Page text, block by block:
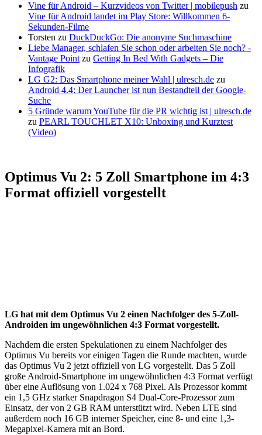
Vine für Android – Kurzvideos von Twitter | mobilepush zu
Vine für Android landet im Play Store: Willkommen 6-
Sekunden-Filme
Torsten zu DuckDuckGo: Die anonyme Suchmaschine
Liebe Manager, schlafen Sie schon oder arbeiten Sie noch? -
Vantage Pointzu Getting In Bed With Gadgets – Die
Infografik
LG G2: Das Smartphone meiner Wahl | ulresch.de zu
Android 4.4: Der Launcher ist nun Bestandteil der Google-
Suche
5 Gründe warum YouTube für die PR wichtig ist | ulresch.de
zu PEARL TOUCHLET X10: Unboxing und Kurztest
(Video)
Optimus Vu 2: 5 Zoll Smartphone im 4:3
Format offiziell vorgestellt
LG hat mit dem Optimus Vu 2 einen Nachfolger des 5-Zoll-
Androiden im ungewöhnlichen 4:3 Format vorgestellt.
Nachdem die ersten Spekulationen zu einem Nachfolger des
Optimus Vu bereits vor einigen Tagen die Runde machten, wurde
das Optimus Vu 2 jetzt offiziell von LG vorgestellt. Das 5 Zoll
große Android-Smartphone im ungewöhnlichen 4:3 Format verfügt
über eine Auflösung von 1.024 x 768 Pixel. Als Prozessor kommt
ein 1,5 GHz starker Snapdragon S4 Dual-Core-Prozessor zum
Einsatz, der von 2 GB RAM unterstützt wird. Neben LTE sind
außerdem noch 16 GB interner Speicher, eine 8- und eine 1,3-
Megapixel-Kamera mit an Bord.